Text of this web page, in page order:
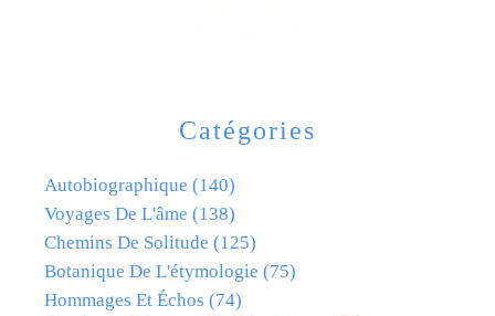
Catégories
Autobiographique (140)
Voyages De L'âme (138)
Chemins De Solitude (125)
Botanique De L'étymologie (75)
Hommages Et Échos (74)